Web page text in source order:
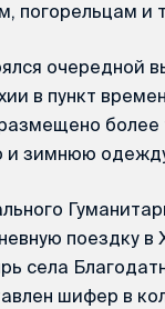
погорельцам и
очередной
в пункт
и зимнюю
поездку
села
шифер в